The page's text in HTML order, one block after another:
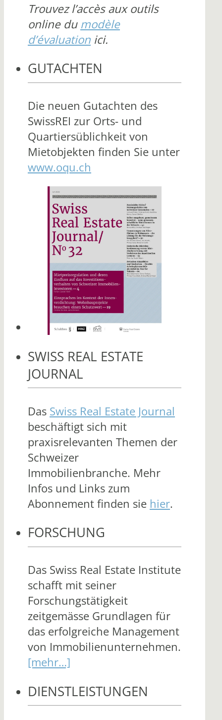
Trouvez l’accès aux outils
online du modèle
d’évaluation ici.
GUTACHTEN
Die neuen Gutachten des
SwissREI zur Orts- und
Quartiersüblichkeit von
Mietobjekten finden Sie unter
www.oqu.ch
SWISS REAL ESTATE
JOURNAL
Das Swiss Real Estate Journal
beschäftigt sich mit
praxisrelevanten Themen der
Schweizer
Immobilienbranche. Mehr
Infos und Links zum
Abonnement finden sie hier.
FORSCHUNG
Das Swiss Real Estate Institute
schafft mit seiner
Forschungstätigkeit
zeitgemässe Grundlagen für
das erfolgreiche Management
von Immobilienunternehmen.
[mehr…]
DIENSTLEISTUNGEN